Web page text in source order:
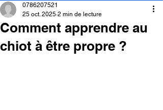
Comment apprendre au
chiot à être propre ?
0786207521
25 oct. 2025 2 min de lecture